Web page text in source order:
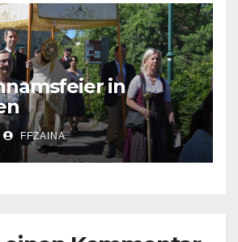
in
FFZAINA